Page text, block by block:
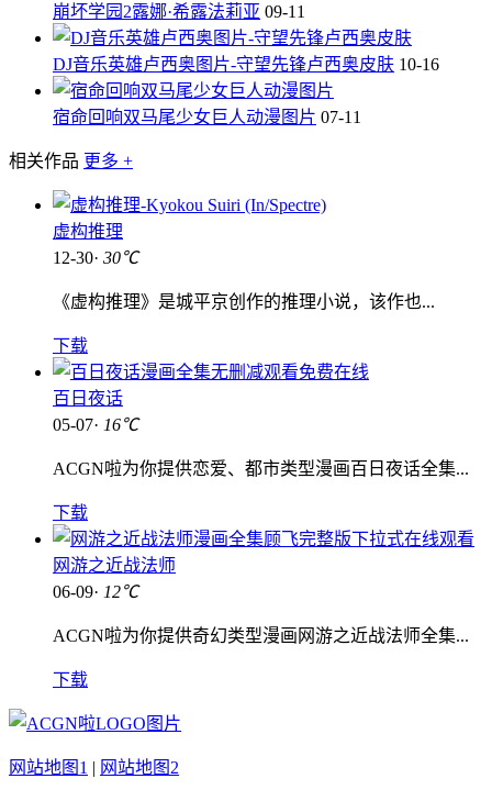
崩坏学园2露娜·希露法莉亚 09-11
DJ音乐英雄卢西奥图片-守望先锋卢西奥皮肤 10-16
宿命回响双马尾少女巨人动漫图片 07-11
相关作品 更多 +
虚构推理
12-30· 30℃
《虚构推理》是城平京创作的推理小说，该作也...
下载
百日夜话
05-07· 16℃
ACGN啦为你提供恋爱、都市类型漫画百日夜话全集...
下载
网游之近战法师
06-09· 12℃
ACGN啦为你提供奇幻类型漫画网游之近战法师全集...
下载
网站地图1 | 网站地图2